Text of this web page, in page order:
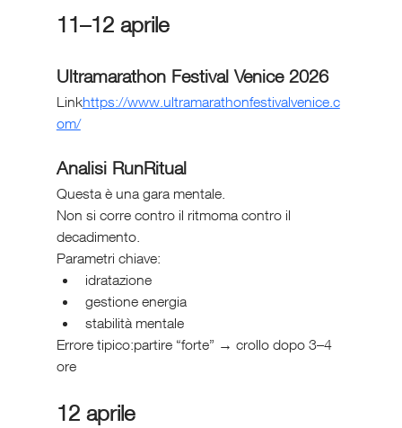
11–12 aprile
Ultramarathon Festival Venice 2026
Linkhttps://www.ultramarathonfestivalvenice.c
om/
Analisi RunRitual
Questa è una gara mentale.
Non si corre contro il ritmoma contro il
decadimento.
Parametri chiave:
idratazione
gestione energia
stabilità mentale
Errore tipico:partire “forte” → crollo dopo 3–4
ore
12 aprile